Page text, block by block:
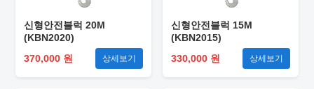
신형안전블럭 20M
(KBN2020)
370,000 원
상세보기
신형안전블럭 15M
(KBN2015)
330,000 원
상세보기